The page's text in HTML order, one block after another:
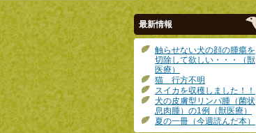
最新情報
触らせない犬の顔の腫瘍を
切除して欲しい・・・（獣
医療）
猫 行方不明
スイカを収穫しました！！
犬の皮膚型リンパ腫（菌状
息肉腫）の1例（獣医療）
夏の一冊（今週読んだ本）